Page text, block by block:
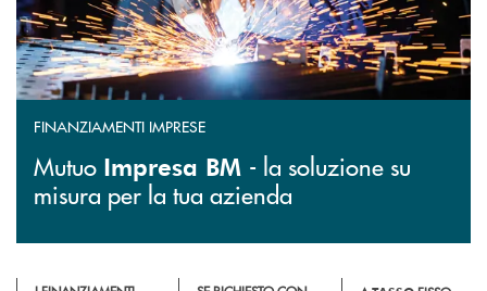
FINANZIAMENTI IMPRESE
Mutuo Impresa BM - la soluzione su
misura per la tua azienda